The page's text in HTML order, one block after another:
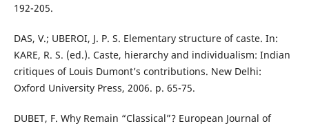
192-205.
DAS, V.; UBEROI, J. P. S. Elementary structure of caste. In:
KARE, R. S. (ed.). Caste, hierarchy and individualism: Indian
critiques of Louis Dumont’s contributions. New Delhi:
Oxford University Press, 2006. p. 65-75.
DUBET, F. Why Remain “Classical”? European Journal of